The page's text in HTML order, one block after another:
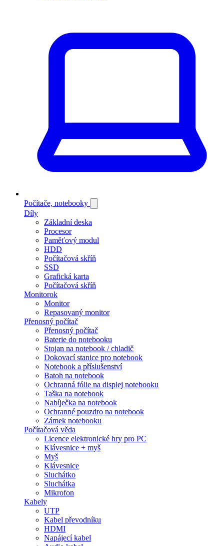
Počítače, notebooky
Díly
Základní deska
Procesor
Paměťový modul
HDD
Počítačová skříň
SSD
Grafická karta
Počítačová skříň
Monitorok
Monitor
Repasovaný monitor
Přenosný počítač
Přenosný počítač
Baterie do notebooku
Stojan na notebook / chladič
Dokovací stanice pro notebook
Notebook a příslušenství
Batoh na notebook
Ochranná fólie na displej notebooku
Taška na notebook
Nabíječka na notebook
Ochranné pouzdro na notebook
Zámek notebooku
Počítačová věda
Licence elektronické hry pro PC
Klávesnice + myš
Myš
Klávesnice
Sluchátko
Sluchátka
Mikrofon
Kabely
UTP
Kabel převodníku
HDMI
Napájecí kabel